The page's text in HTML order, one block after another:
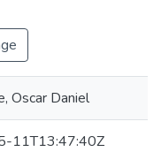
Oscar Daniel
11T13:47:40Z